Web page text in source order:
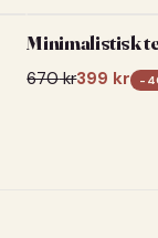
Minimalistisk
670kr399 kr -